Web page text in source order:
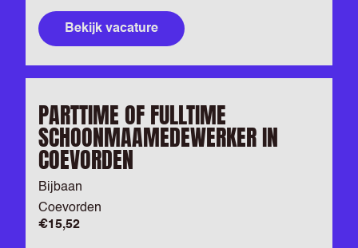
Bekijk vacature
PARTTIME OF FULLTIME
SCHOONMAAMEDEWERKER IN
COEVORDEN
Bijbaan
Coevorden
€15,52